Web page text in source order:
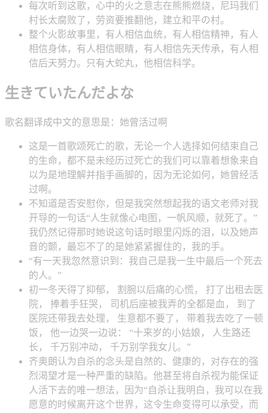
每次听到这歌，心中的火之意志在熊熊燃烧，尼玛我们
村长太腐败了，劳资要推翻他，建立和平の村。
整个火影故事里，有人相信血统，有人相信精神，有人
相信身体，有人相信眼睛，有人相信先天传承，有人相
信后天努力。只有大蛇丸，他相信科学。
生きていたんだよな
歌名翻译成中文的意思是：她曾活过啊
这是一首歌颂死亡的歌，无论一个人选择如何结束自己
的生命，都不是未经历过死亡的我们可以靠着想象来自
以为是地理解并指手画脚的，因为无论如何，她曾经活
过啊。
不知道是否安慰你，但是我突然想起我的语文老师对我
开导的一句话“人生就像心电图，一帆风顺，就死了。”
我仍然记得那时她说这句话时眼里闪烁的泪，以及她声
音的颤，最忘不了的是她紧紧握住的，我的手。
“有一天我忽然意识到：我自己是我一生中最后一个死去
的人。”
初一冬天得了抑郁， 割腕以后痛的心慌， 打了出租去医
院， 捧着手狂哭， 司机后座被我弄的全都是血， 到了
医院还带我去处理， 生意都不要了， 带着我去吃了一顿
饭， 他一边哭一边说： “十来岁的小姑娘， 人生路还
长， 千万别冲动， 千万别学我女儿。”
齐奥朗认为自杀的念头是自然的、健康的，对存在的强
烈渴望才是一种严重的缺陷。他甚至将自杀视为能保证
人活下去的唯一想法，因为“自杀让我明白，我可以在我
愿意的时候离开这个世界，这令生命变得可以承受，而